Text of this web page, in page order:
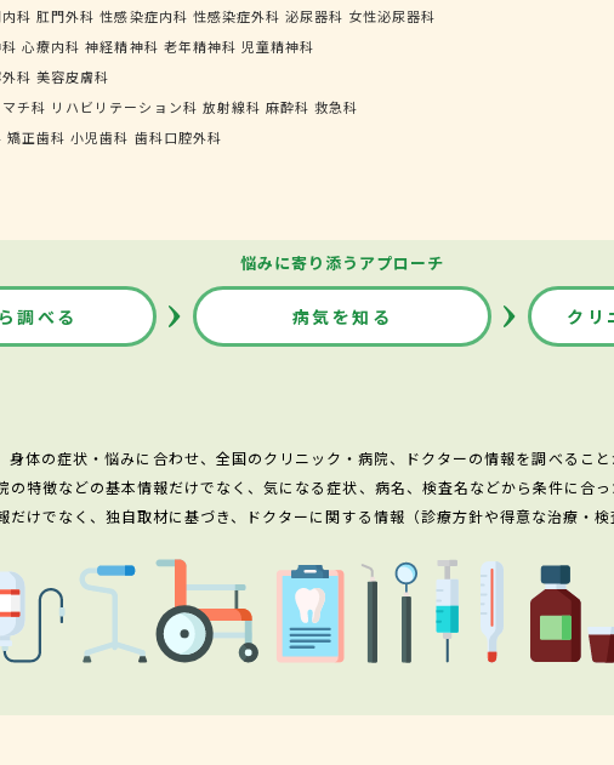
科 肛門外科 性感染症内科 性感染症外科 泌尿器科 女性泌尿器科
心療内科 神経精神科 老年精神科 児童精神科
科 美容皮膚科
マチ科 リハビリテーション科 放射線科 麻酔科 救急科
矯正歯科 小児歯科 歯科口腔外科
悩みに寄り添うアプローチ
調べる 病気を知る クリ
身体の症状・悩みに合わせ、全国のクリニック・病院、ドクターの情報を調べるこ
特徴などの基本情報だけでなく、気になる症状、病名、検査名などから条件に合
だけでなく、独自取材に基づき、ドクターに関する情報（診療方針や得意な治療・